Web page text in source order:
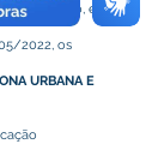
probatório, em
2022, os
URBANA E